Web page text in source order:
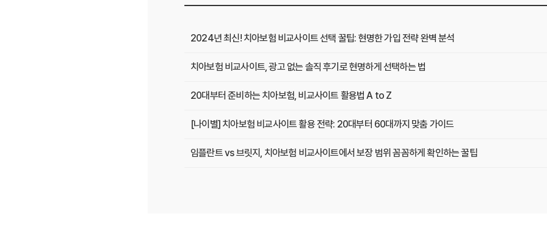
2024년 최신! 치아보험 비교사이트 선택 꿀팁: 현명한 가입 전략 완벽 분석
치아보험 비교사이트, 광고 없는 솔직 후기로 현명하게 선택하는 법
20대부터 준비하는 치아보험, 비교사이트 활용법 A to Z
[나이별] 치아보험 비교사이트 활용 전략: 20대부터 60대까지 맞춤 가이드
임플란트 vs 브릿지, 치아보험 비교사이트에서 보장 범위 꼼꼼하게 확인하는 꿀팁